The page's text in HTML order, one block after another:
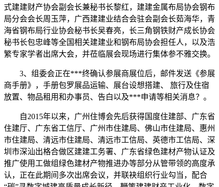
式建建财产协会副会长兼秘书长黎红，建建金属布局协会钢布
局分会会长周玉萍，广西建建业结合会驻会副会长茹海华，青
海省钢布局行业协会秘书长吴春亮，长三角钢铁财产成长协会
秘书长包忠峰等全国相关建建业和钢布局协会担任人，以及浩
繁专家学者出席大会，并莅临展会现场进行集体参不雅交换。
3、组委会正在***终确认参展商展位后，邮件发送《参展
商手册》，手册包罗展品运输、展台设想搭建、 旅行及住宿
放置、物品租用和办事员、告白以及***申请等相关消息？。
自2015年以来，广州住博会先后获得国度住建部、广东省
住建厅、广东省工信厅、广州市住建局、佛山市住建局、惠州
市住建局、清远市住建局、清远市工信局、英德市工信局、深
圳市深汕出格合做区建建工务署、广东省绿色建材产物认证及
推广使用工做组绿色建材产物推进办等部分从管带领的高度承
认，正在此期间多次出席会议，并联袂组织行业勾当，配合